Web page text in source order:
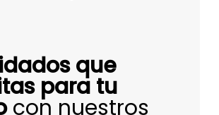
que
para tu
con nuestros